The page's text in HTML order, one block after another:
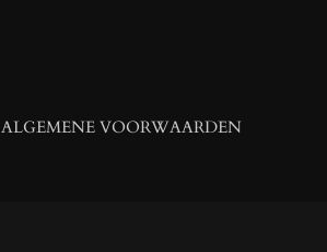
ALGEMENE VOORWAARDEN